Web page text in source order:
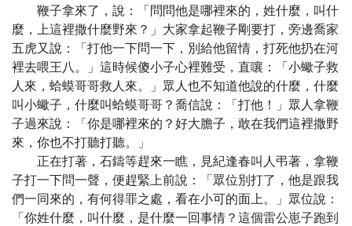
鞭子拿來了，說：「問問他是哪裡來的，姓什麼，叫什
麼，上這裡撒什麼野來？」大家拿起鞭子剛要打，旁邊喬家
五虎又說：「打他一下問一下，別給他留情，打死他扔在河
裡去喂王八。」這時候傻小子心裡難受，直嚷：「小蠍子救
人來，蛤蟆哥哥救人來。」眾人也不知道他說的什麼，什麼
叫小蠍子，什麼叫蛤蟆哥哥？喬信說：「打他！」眾人拿鞭
子過來說：「你是哪裡來的？好大膽子，敢在我們這裡撒野
來，你也不打聽打聽。」
正在打著，石鑄等趕來一瞧，見紀逢春叫人弔著，拿鞭
子打一下問一聲，便趕緊上前說：「眾位別打了，他是跟我
們一同來的，有何得罪之處，看在小可的面上。」眾位說：
「你姓什麼，叫什麼，是什麼一回事情？這個雷公崽子跑到